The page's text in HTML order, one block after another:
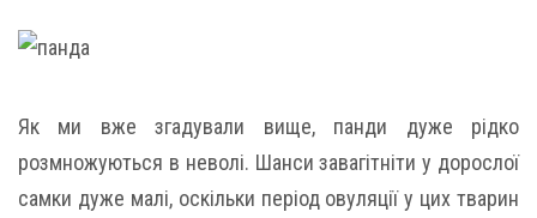
Як ми вже згадували вище, панди дуже рідко
розмножуються в неволі. Шанси завагітніти у дорослої
самки дуже малі, оскільки період овуляції у цих тварин